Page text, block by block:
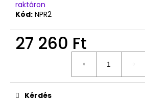
raktáron
Kód: NPR2
27 260 Ft
Kérdés